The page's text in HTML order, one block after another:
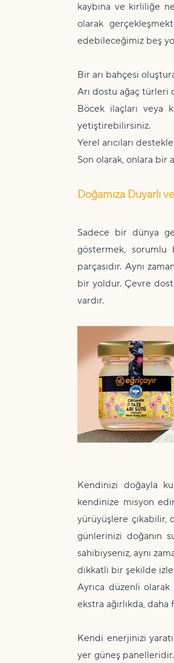
kaybına ve kirliliğe
olarak
edebileceğimiz beş
Bir arı bahçesi
Arı dostu ağaç türleri
Böcek ilaçları veya
yetiştirebilirsiniz.
Yerel arıcıları
Son olarak, onlara bir
Doğamıza Duyarlı
Sadece bir dünya
göstermek,
parçasıdır. Aynı
bir yoldur. Çevre
vardır.
Kendinizi doğayla
kendinize misyon
yürüyüşlere çıkabilir,
günlerinizi doğanın
sahibiyseniz, aynı
dikkatli bir şekilde
Ayrıca düzenli olarak
ekstra ağırlıkda, daha
Kendi enerjinizi
yer güneş